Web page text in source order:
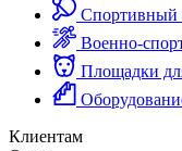
Спортивный
Военно-
Площадки
Клиентам